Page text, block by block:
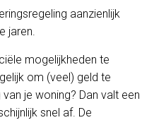
aanzienlijk
jaren.
mogelijkheden te
om (veel) geld te
je woning? Dan valt een
snel af. De